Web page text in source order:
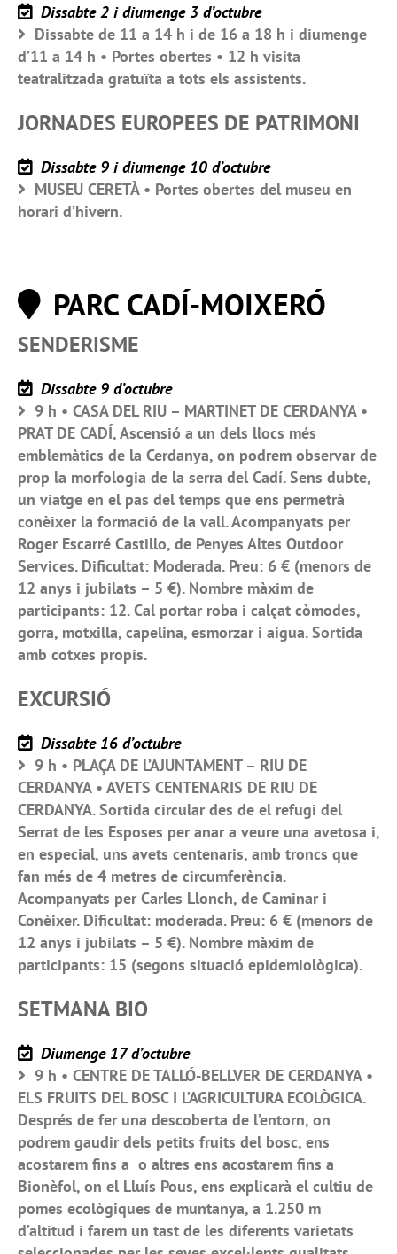
Dissabte 2 i diumenge 3 d’octubre
Dissabte de 11 a 14 h i de 16 a 18 h i diumenge
d’11 a 14 h • Portes obertes • 12 h visita
teatralitzada gratuïta a tots els assistents.
JORNADES EUROPEES DE PATRIMONI
Dissabte 9 i diumenge 10 d’octubre
MUSEU CERETÀ • Portes obertes del museu en
horari d’hivern.
PARC CADÍ-MOIXERÓ
SENDERISME
Dissabte 9 d’octubre
9 h • CASA DEL RIU – MARTINET DE CERDANYA •
PRAT DE CADÍ, Ascensió a un dels llocs més
emblemàtics de la Cerdanya, on podrem observar de
prop la morfologia de la serra del Cadí. Sens dubte,
un viatge en el pas del temps que ens permetrà
conèixer la formació de la vall. Acompanyats per
Roger Escarré Castillo, de Penyes Altes Outdoor
Services. Dificultat: Moderada. Preu: 6 € (menors de
12 anys i jubilats – 5 €). Nombre màxim de
participants: 12. Cal portar roba i calçat còmodes,
gorra, motxilla, capelina, esmorzar i aigua. Sortida
amb cotxes propis.
EXCURSIÓ
Dissabte 16 d’octubre
9 h • PLAÇA DE L’AJUNTAMENT – RIU DE
CERDANYA • AVETS CENTENARIS DE RIU DE
CERDANYA. Sortida circular des de el refugi del
Serrat de les Esposes per anar a veure una avetosa i,
en especial, uns avets centenaris, amb troncs que
fan més de 4 metres de circumferència.
Acompanyats per Carles Llonch, de Caminar i
Conèixer. Dificultat: moderada. Preu: 6 € (menors de
12 anys i jubilats – 5 €). Nombre màxim de
participants: 15 (segons situació epidemiològica).
SETMANA BIO
Diumenge 17 d’octubre
9 h • CENTRE DE TALLÓ-BELLVER DE CERDANYA •
ELS FRUITS DEL BOSC I L’AGRICULTURA ECOLÒGICA.
Després de fer una descoberta de l’entorn, on
podrem gaudir dels petits fruits del bosc, ens
acostarem fins a o altres ens acostarem fins a
Bionèfol, on el Lluís Pous, ens explicarà el cultiu de
pomes ecològiques de muntanya, a 1.250 m
d’altitud i farem un tast de les diferents varietats